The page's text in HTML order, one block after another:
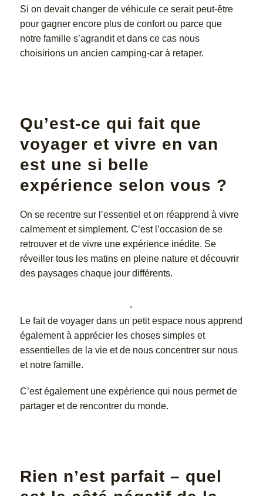
Si on devait changer de véhicule ce serait peut-être
pour gagner encore plus de confort ou parce que
notre famille s’agrandit et dans ce cas nous
choisirions un ancien camping-car à retaper.
Qu’est-ce qui fait que
voyager et vivre en van
est une si belle
expérience selon vous ?
On se recentre sur l’essentiel et on réapprend à vivre
calmement et simplement. C’est l’occasion de se
retrouver et de vivre une expérience inédite. Se
réveiller tous les matins en pleine nature et découvrir
des paysages chaque jour différents.
Le fait de voyager dans un petit espace nous apprend
également à apprécier les choses simples et
essentielles de la vie et de nous concentrer sur nous
et notre famille.
C’est également une expérience qui nous permet de
partager et de rencontrer du monde.
Rien n’est parfait – quel